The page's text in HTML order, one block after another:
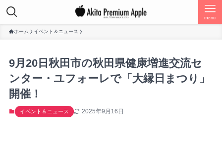
menu
ホーム イベント＆ニュース
9月20日秋田市の秋田県健康増進交流セ
ンター・ユフォーレで「大縁日まつり」
開催！
イベント＆ニュース 2025年9月16日